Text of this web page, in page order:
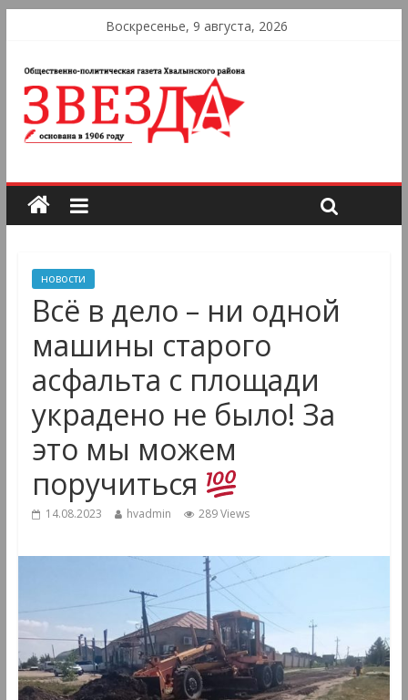
Воскресенье, 9 августа, 2026
новости
Всë в дело – ни одной
машины старого
асфальта с площади
украдено не было! За
это мы можем
поручиться
14.08.2023 hvadmin 289 Views